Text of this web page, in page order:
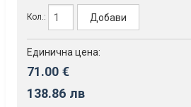
Кол.: Добави
Единична цена:
71.00 €
138.86 лв